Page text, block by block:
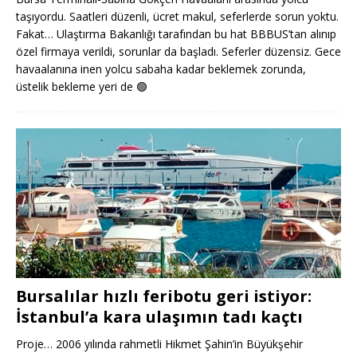
taşıyordu. Saatleri düzenli, ücret makul, seferlerde sorun yoktu.
Fakat… Ulaştırma Bakanlığı tarafından bu hat BBBUS’tan alınıp
özel firmaya verildi, sorunlar da başladı. Seferler düzensiz. Gece
havaalanına inen yolcu sabaha kadar beklemek zorunda,
üstelik bekleme yeri de 🟢
Bursalılar hızlı feribotu geri istiyor:
İstanbul’a kara ulaşımın tadı kaçtı
Proje… 2006 yılında rahmetli Hikmet Şahin’in Büyükşehir